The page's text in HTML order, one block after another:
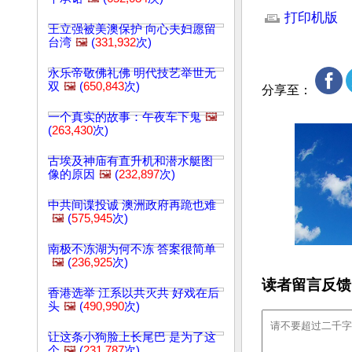
王立强被美澳保护 向心夫妇愿留
台湾 🖼️ (331,932次)
永乐帝敬佛礼佛 明代技艺举世无
双 🖼️ (650,843次)
一个真实的故事：午夜车下鬼 🖼️
(263,430次)
古埃及神庙有直升机和潜水艇图
像的原因 🖼️ (232,897次)
中共间谍投诚 澳洲政府再跪也难
🖼️ (575,945次)
南极不冻湖为何不冻 答案很简单
🖼️ (236,925次)
香港选举 江系以共灭共 好戏在后
头 🖼️ (490,990次)
让这条小狗脸上长尾巴 是为了这
打印机版
分享至：
读者留言反